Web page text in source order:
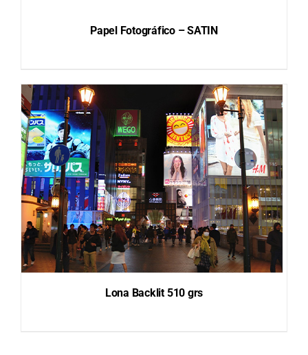
Papel Fotográfico – SATIN
Lona Backlit 510 grs